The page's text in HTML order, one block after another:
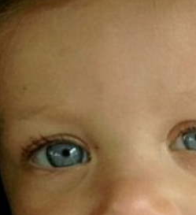
"Có rất nhiều việc phải làm